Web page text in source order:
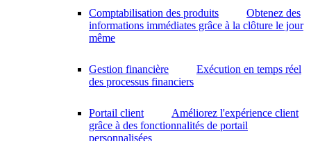
Comptabilisation des produits
Obtenez des
informations immédiates grâce à la clôture le jour
même
Gestion financière
Exécution en temps réel
des processus financiers
Portail client
Améliorez l'expérience client
grâce à des fonctionnalités de portail
personnalisées